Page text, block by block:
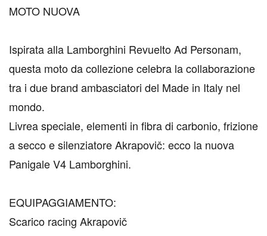
MOTO NUOVA
Ispirata alla Lamborghini Revuelto Ad Personam,
questa moto da collezione celebra la collaborazione
tra i due brand ambasciatori del Made in Italy nel
mondo.
Livrea speciale, elementi in fibra di carbonio, frizione
a secco e silenziatore Akrapovič: ecco la nuova
Panigale V4 Lamborghini.
EQUIPAGGIAMENTO:
Scarico racing Akrapovič